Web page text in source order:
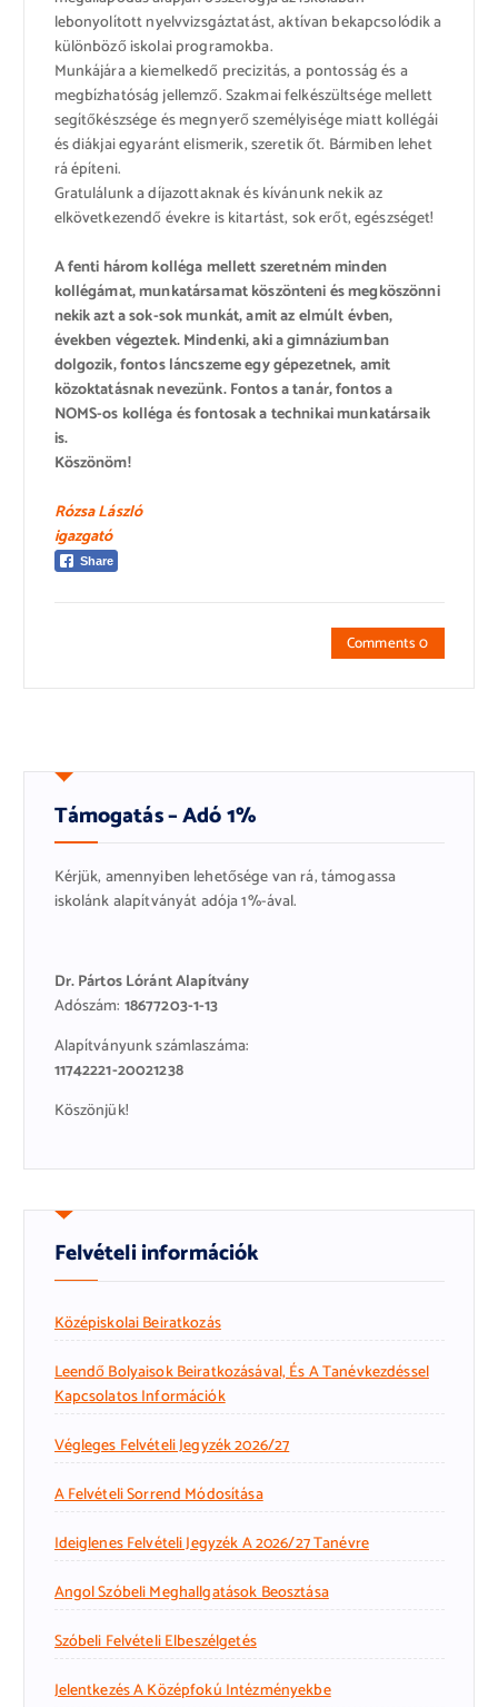
lebonyolított nyelvvizsgáztatást, aktívan bekapcsolódik a
különböző iskolai programokba.
Munkájára a kiemelkedő precizitás, a pontosság és a
megbízhatóság jellemző. Szakmai felkészültsége mellett
segítőkészsége és megnyerő személyisége miatt kollégái
és diákjai egyaránt elismerik, szeretik őt. Bármiben lehet
rá építeni.
Gratulálunk a díjazottaknak és kívánunk nekik az
elkövetkezendő évekre is kitartást, sok erőt, egészséget!
A fenti három kolléga mellett szeretném minden
kollégámat, munkatársamat köszönteni és megköszönni
nekik azt a sok-sok munkát, amit az elmúlt évben,
években végeztek. Mindenki, aki a gimnáziumban
dolgozik, fontos láncszeme egy gépezetnek, amit
közoktatásnak nevezünk. Fontos a tanár, fontos a
NOMS-os kolléga és fontosak a technikai munkatársaik
is.
Köszönöm!
Rózsa László
igazgató
Share
Comments 0
Támogatás – Adó 1%
Kérjük, amennyiben lehetősége van rá, támogassa
iskolánk alapítványát adója 1%-ával.
Dr. Pártos Lóránt Alapítvány
Adószám: 18677203-1-13
Alapítványunk számlaszáma:
11742221-20021238
Köszönjük!
Felvételi információk
Középiskolai Beiratkozás
Leendő Bolyaisok Beiratkozásával, És A Tanévkezdéssel
Kapcsolatos Információk
Végleges Felvételi Jegyzék 2026/27
A Felvételi Sorrend Módosítása
Ideiglenes Felvételi Jegyzék A 2026/27 Tanévre
Angol Szóbeli Meghallgatások Beosztása
Szóbeli Felvételi Elbeszélgetés
Jelentkezés A Középfokú Intézményekbe